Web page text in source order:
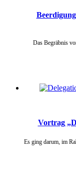
Das Begräbnis
Vortrag
Es ging darum, im